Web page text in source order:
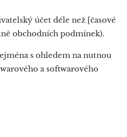
účet déle než [časové
obchodních podmínek).
s ohledem na nutnou
a softwarového